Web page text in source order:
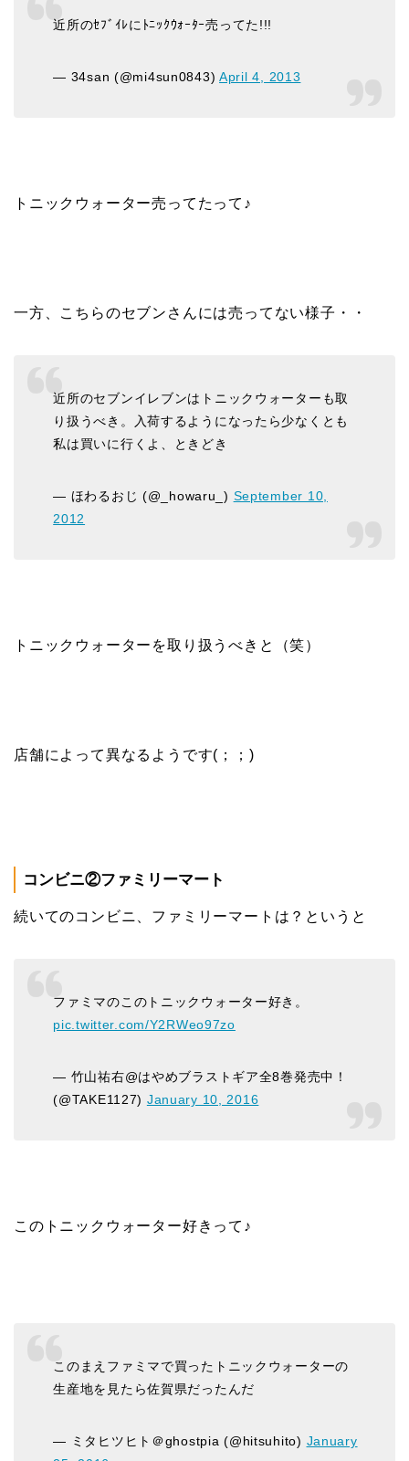
近所のｾﾌﾞｲﾚにﾄﾆｯｸｳｫｰﾀｰ売ってた!!!
— 34san (@mi4sun0843)April 4, 2013
トニックウォーター売ってたって♪
一方、こちらのセブンさんには売ってない様子・・
近所のセブンイレブンはトニックウォーターも取
り扱うべき。入荷するようになったら少なくとも
私は買いに行くよ、ときどき
— ほわるおじ (@_howaru_) September 10,
2012
トニックウォーターを取り扱うべきと（笑）
店舗によって異なるようです(；；)
コンビニ②ファミリーマート
続いてのコンビニ、ファミリーマートは？というと
ファミマのこのトニックウォーター好き。
pic.twitter.com/Y2RWeo97zo
— 竹山祐右@はやめブラストギア全8巻発売中！
(@TAKE1127) January 10, 2016
このトニックウォーター好きって♪
このまえファミマで買ったトニックウォーターの
生産地を見たら佐賀県だったんだ
— ミタヒツヒト＠ghostpia (@hitsuhito) January